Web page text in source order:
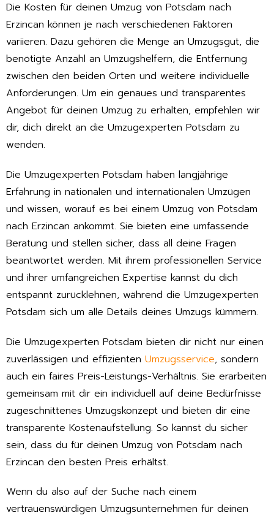
Die Kosten für deinen Umzug von Potsdam nach
Erzincan können je nach verschiedenen Faktoren
variieren. Dazu gehören die Menge an Umzugsgut, die
benötigte Anzahl an Umzugshelfern, die Entfernung
zwischen den beiden Orten und weitere individuelle
Anforderungen. Um ein genaues und transparentes
Angebot für deinen Umzug zu erhalten, empfehlen wir
dir, dich direkt an die Umzugexperten Potsdam zu
wenden.
Die Umzugexperten Potsdam haben langjährige
Erfahrung in nationalen und internationalen Umzügen
und wissen, worauf es bei einem Umzug von Potsdam
nach Erzincan ankommt. Sie bieten eine umfassende
Beratung und stellen sicher, dass all deine Fragen
beantwortet werden. Mit ihrem professionellen Service
und ihrer umfangreichen Expertise kannst du dich
entspannt zurücklehnen, während die Umzugexperten
Potsdam sich um alle Details deines Umzugs kümmern.
Die Umzugexperten Potsdam bieten dir nicht nur einen
zuverlässigen und effizienten Umzugsservice, sondern
auch ein faires Preis-Leistungs-Verhältnis. Sie erarbeiten
gemeinsam mit dir ein individuell auf deine Bedürfnisse
zugeschnittenes Umzugskonzept und bieten dir eine
transparente Kostenaufstellung. So kannst du sicher
sein, dass du für deinen Umzug von Potsdam nach
Erzincan den besten Preis erhältst.
Wenn du also auf der Suche nach einem
vertrauenswürdigen Umzugsunternehmen für deinen